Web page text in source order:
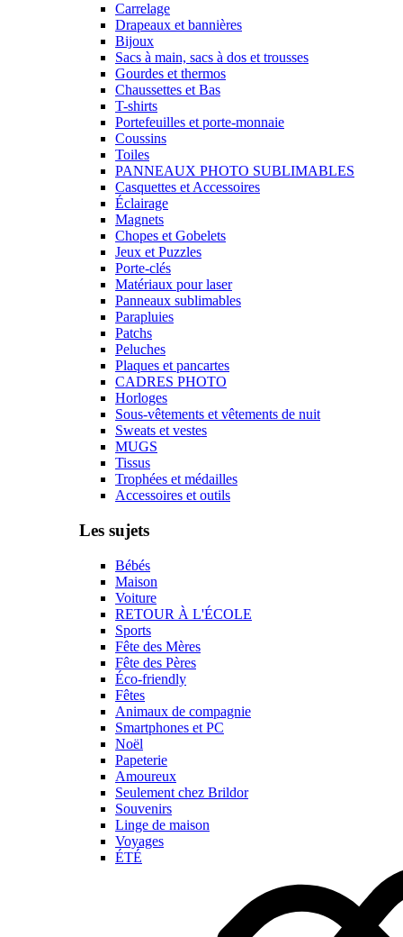
Carrelage
Drapeaux et bannières
Bijoux
Sacs à main, sacs à dos et trousses
Gourdes et thermos
Chaussettes et Bas
T-shirts
Portefeuilles et porte-monnaie
Coussins
Toiles
PANNEAUX PHOTO SUBLIMABLES
Casquettes et Accessoires
Éclairage
Magnets
Chopes et Gobelets
Jeux et Puzzles
Porte-clés
Matériaux pour laser
Panneaux sublimables
Parapluies
Patchs
Peluches
Plaques et pancartes
CADRES PHOTO
Horloges
Sous-vêtements et vêtements de nuit
Sweats et vestes
MUGS
Tissus
Trophées et médailles
Accessoires et outils
Les sujets
Bébés
Maison
Voiture
RETOUR À L'ÉCOLE
Sports
Fête des Mères
Fête des Pères
Éco-friendly
Fêtes
Animaux de compagnie
Smartphones et PC
Noël
Papeterie
Amoureux
Seulement chez Brildor
Souvenirs
Linge de maison
Voyages
ÉTÉ